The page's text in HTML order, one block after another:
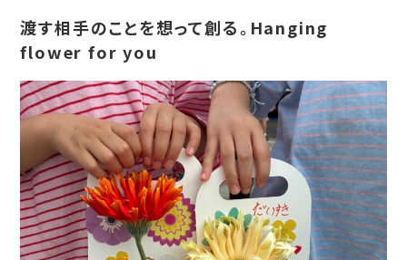
渡す相手のことを想って創る。Hanging
flower for you